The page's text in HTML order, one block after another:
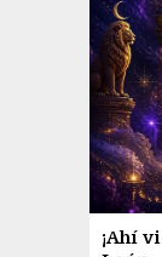
¡Ahí